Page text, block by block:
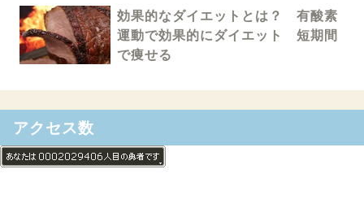
効果的なダイエットとは？ 有酸素
運動で効果的にダイエット 短期間
で痩せる
アクセス数